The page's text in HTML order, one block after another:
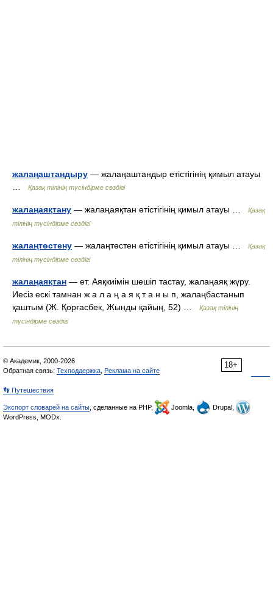
жалаңаштандыру — жалаңаштандыр етістігінің қимыл атауы
Қазақ тілінің түсіндірме сөздігі
жалаңаяқтану — жалаңаяқтан етістігінің қимыл атауы …
Қазақ
тілінің түсіндірме сөздігі
жалаңтөстену — жалаңтөстен етістігінің қимыл атауы …
Қазақ
тілінің түсіндірме сөздігі
жалаңаяқтан — ет. Аяқкиімін шешіп тастау, жалаңаяқ жүру.
Иесіз ескі тамнан ж а л а ң а я қ т а н ы п, жалаңбастанып
қаштым (Ж. Қорғасбек, Жынды қайың, 52) …
Қазақ тілінің
түсіндірме сөздігі
18+
© Академик, 2000-2026
Обратная связь: Техподдержка Реклама на сайте
👣 Путешествия
Экспорт словарей на сайты , сделанные на PHP, Joomla,
Drupal,
WordPress, MODx.